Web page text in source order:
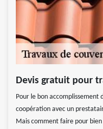
Devis gratuit pour
Pour le bon
coopération avec un
Mais comment faire pour